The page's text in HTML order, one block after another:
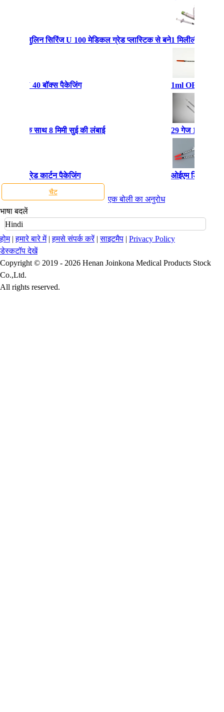
वाले इंसुलिन सिरिंज U 100 मेडिकल ग्रेड प्लास्टिक से बने
U 40 बॉक्स पैकेजिंग
गैस के साथ 8 मिमी सुई की लंबाई
ग्रेड कार्टन पैकेजिंग
1 मिलीलीटर गैर
1ml OEM
29 गेज 1cc
ओईएम
चैट
एक बोली का अनुरोध
भाषा बदलें
Hindi
होम|हमारे बारे में|हमसे संपर्क करें|साइटमैप | Privacy Policy
डेस्कटॉप देखें
Copyright © 2019 - 2026 Henan Joinkona Medical Products Stock
Co.,Ltd.
All rights reserved.